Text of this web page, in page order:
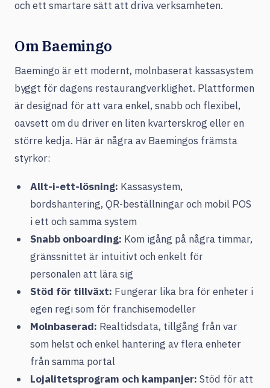
och ett smartare sätt att driva verksamheten.
Om Baemingo
Baemingo är ett modernt, molnbaserat kassasystem
byggt för dagens restaurangverklighet. Plattformen
är designad för att vara enkel, snabb och flexibel,
oavsett om du driver en liten kvarterskrog eller en
större kedja. Här är några av Baemingos främsta
styrkor:
Allt-i-ett-lösning: Kassasystem,
bordshantering, QR-beställningar och mobil POS
i ett och samma system
Snabb onboarding: Kom igång på några timmar,
gränssnittet är intuitivt och enkelt för
personalen att lära sig
Stöd för tillväxt: Fungerar lika bra för enheter i
egen regi som för franchisemodeller
Molnbaserad: Realtidsdata, tillgång från var
som helst och enkel hantering av flera enheter
från samma portal
Lojalitetsprogram och kampanjer: Stöd för att